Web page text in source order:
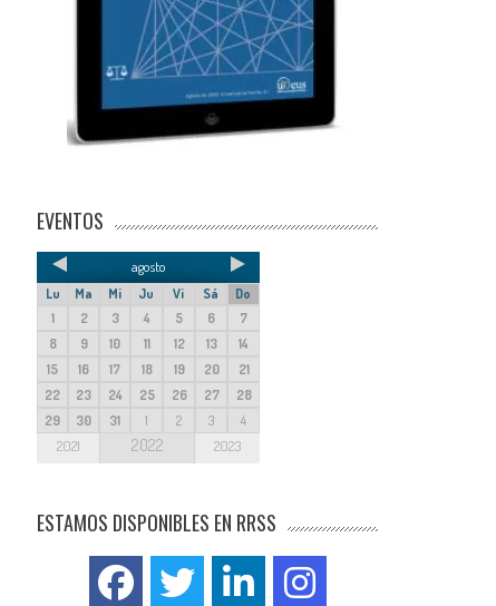
EVENTOS
agosto
Lu Ma Mi Ju Vi Sá
Do
1
2 3 4 5 6
7
8
9 10 11 12 13
14
15
16 17 18 19 20
21
22
23 24 25 26 27
28
29
30 31 1 2 3 4
2021 2022 2023
ESTAMOS DISPONIBLES EN RRSS